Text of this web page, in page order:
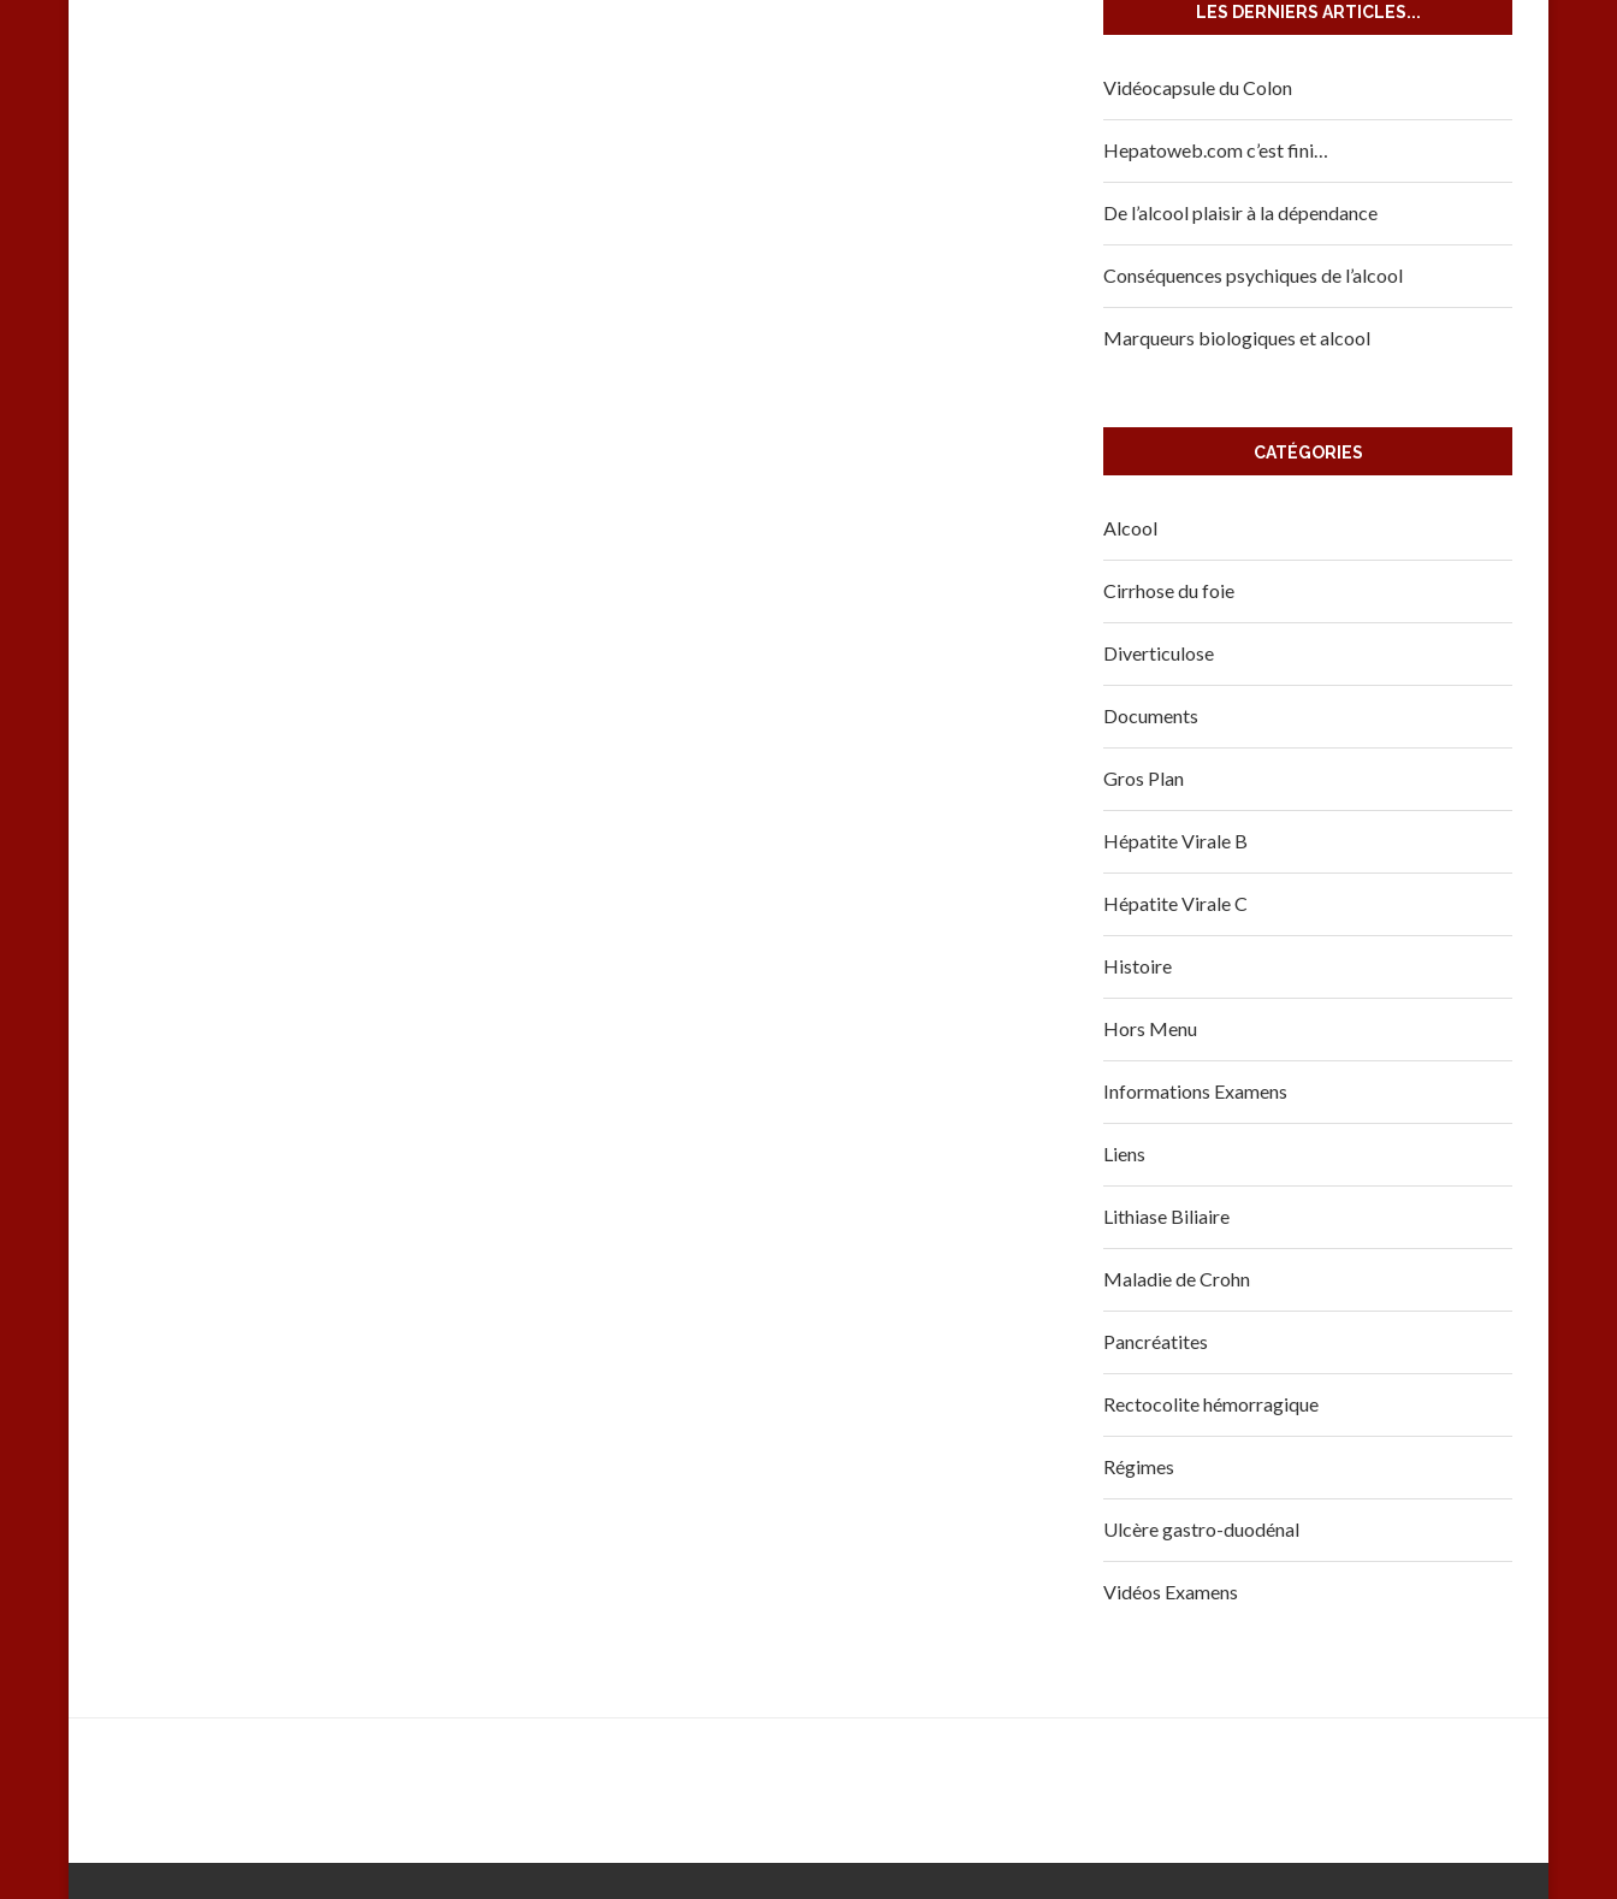
LES DERNIERS ARTICLES...
Vidéocapsule du Colon
Hepatoweb.com c’est fini…
De l’alcool plaisir à la dépendance
Conséquences psychiques de l’alcool
Marqueurs biologiques et alcool
CATÉGORIES
Alcool
Cirrhose du foie
Diverticulose
Documents
Gros Plan
Hépatite Virale B
Hépatite Virale C
Histoire
Hors Menu
Informations Examens
Liens
Lithiase Biliaire
Maladie de Crohn
Pancréatites
Rectocolite hémorragique
Régimes
Ulcère gastro-duodénal
Vidéos Examens